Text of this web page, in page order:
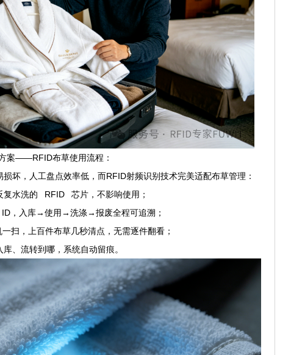
案——RFID布草使用流程：
坏，人工盘点效率低，而RFID射频识别技术完美适配布草管理：
水洗的 RFID 芯片，不影响使用；
，入库→使用→洗涤→报废全程可追溯；
，上百件布草几秒清点，无需逐件翻看；
、流转到哪，系统自动留痕。